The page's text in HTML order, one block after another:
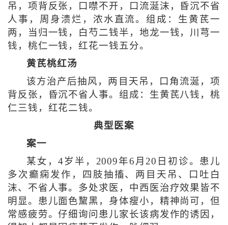
吊，项背反张，口噤不开，口流涎沫，昏沉不省
人事，周身溃烂，浓水直流。组成：生黄芪一
两，当归一钱，白芍二钱半，地龙一钱，川芎一
钱，桃仁一钱，红花一钱五分。
黄芪桃红汤
该方治产后抽风，两目天吊，口角流涎，项
背反张，昏沉不省人事。组成：生黄芪八钱，桃
仁三钱，红花二钱。
典型医案
案一
某女，4岁半，2009年6月20日初诊。患儿
多次癫痫发作，四肢抽搐、两目天吊、口吐白
沫、不省人事。多处求医，中西医治疗效果皆不
明显。患儿面色黧黑，身体瘦小，精神尚可，但
常感疲劳。仔细询问患儿家长该病发作的诱因，